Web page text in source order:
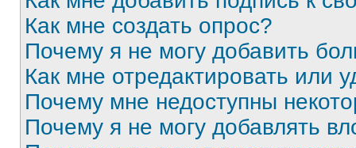
Как мне создать опрос?
Почему я не могу добавить
Как мне отредактировать или
Почему мне недоступны
Почему я не могу добавлять